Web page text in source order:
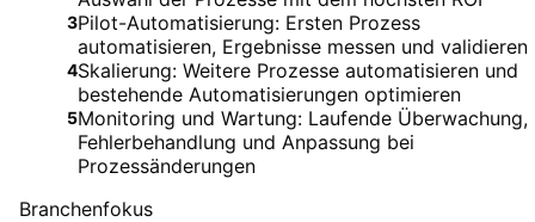
3Pilot-Automatisierung: Ersten Prozess
automatisieren, Ergebnisse messen und validieren
4Skalierung: Weitere Prozesse automatisieren und
bestehende Automatisierungen optimieren
5Monitoring und Wartung: Laufende Überwachung,
Fehlerbehandlung und Anpassung bei
Prozessänderungen
Branchenfokus